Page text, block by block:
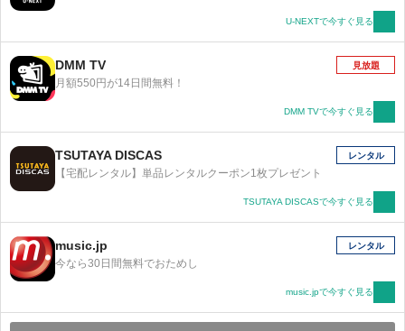
ってきた結城蛍を迎え、今度は一体どんな大学生活が
待っているのか！
U-NEXTで今すぐ見る
DMM TV
月額550円が14日間無料！
見放題
DMM TVで今すぐ見る
TSUTAYA DISCAS
【宅配レンタル】単品レンタルクーポン1枚プレゼント
レンタル
TSUTAYA DISCASで今すぐ見る
music.jp
今なら30日間無料でおためし
レンタル
music.jpで今すぐ見る